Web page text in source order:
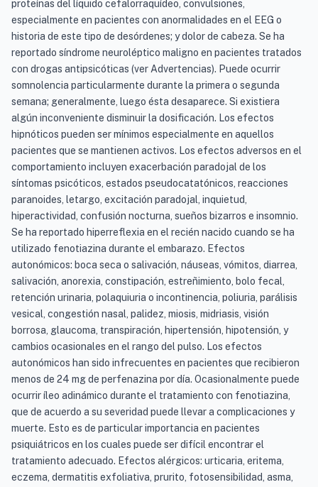
proteínas del líquido cefalorraquídeo, convulsiones,
especialmente en pacientes con anormalidades en el EEG o
historia de este tipo de desórdenes; y dolor de cabeza. Se ha
reportado síndrome neuroléptico maligno en pacientes tratados
con drogas antipsicóticas (ver Advertencias). Puede ocurrir
somnolencia particularmente durante la primera o segunda
semana; generalmente, luego ésta desaparece. Si existiera
algún inconveniente disminuir la dosificación. Los efectos
hipnóticos pueden ser mínimos especialmente en aquellos
pacientes que se mantienen activos. Los efectos adversos en el
comportamiento incluyen exacerbación paradojal de los
síntomas psicóticos, estados pseudocatatónicos, reacciones
paranoides, letargo, excitación paradojal, inquietud,
hiperactividad, confusión nocturna, sueños bizarros e insomnio.
Se ha reportado hiperreflexia en el recién nacido cuando se ha
utilizado fenotiazina durante el embarazo. Efectos
autonómicos: boca seca o salivación, náuseas, vómitos, diarrea,
salivación, anorexia, constipación, estreñimiento, bolo fecal,
retención urinaria, polaquiuria o incontinencia, poliuria, parálisis
vesical, congestión nasal, palidez, miosis, midriasis, visión
borrosa, glaucoma, transpiración, hipertensión, hipotensión, y
cambios ocasionales en el rango del pulso. Los efectos
autonómicos han sido infrecuentes en pacientes que recibieron
menos de 24 mg de perfenazina por día. Ocasionalmente puede
ocurrir íleo adinámico durante el tratamiento con fenotiazina,
que de acuerdo a su severidad puede llevar a complicaciones y
muerte. Esto es de particular importancia en pacientes
psiquiátricos en los cuales puede ser difícil encontrar el
tratamiento adecuado. Efectos alérgicos: urticaria, eritema,
eczema, dermatitis exfoliativa, prurito, fotosensibilidad, asma,